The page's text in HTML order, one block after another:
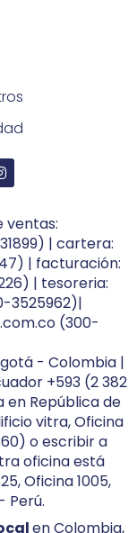
ventas:
| cartera:
| facturación:
| tesoreria:
3525962)|
(300-
- Colombia |
+593 (2 382
en República de
vitra, Oficina
o escribir a
oficina está
Oficina 1005,
Perú.
en Colombia,